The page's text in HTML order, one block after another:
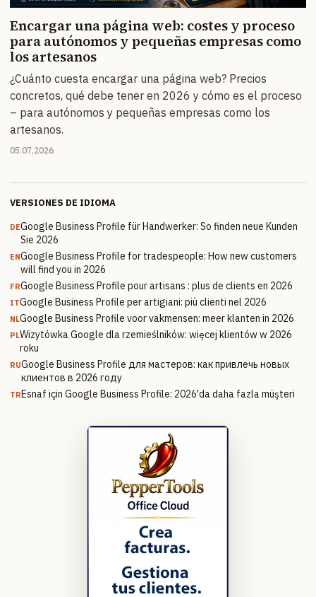
Encargar una página web: costes y proceso
para autónomos y pequeñas empresas como
los artesanos
¿Cuánto cuesta encargar una página web? Precios
concretos, qué debe tener en 2026 y cómo es el proceso
– para autónomos y pequeñas empresas como los
artesanos.
05.07.2026
VERSIONES DE IDIOMA
DEGoogle Business Profile für Handwerker: So finden neue Kunden
Sie 2026
ENGoogle Business Profile for tradespeople: How new customers
will find you in 2026
FRGoogle Business Profile pour artisans : plus de clients en 2026
ITGoogle Business Profile per artigiani: più clienti nel 2026
NLGoogle Business Profile voor vakmensen: meer klanten in 2026
PLWizytówka Google dla rzemieślników: więcej klientów w 2026
roku
RUGoogle Business Profile для мастеров: как привлечь новых
клиентов в 2026 году
TR Esnaf için Google Business Profile: 2026'da daha fazla müşteri